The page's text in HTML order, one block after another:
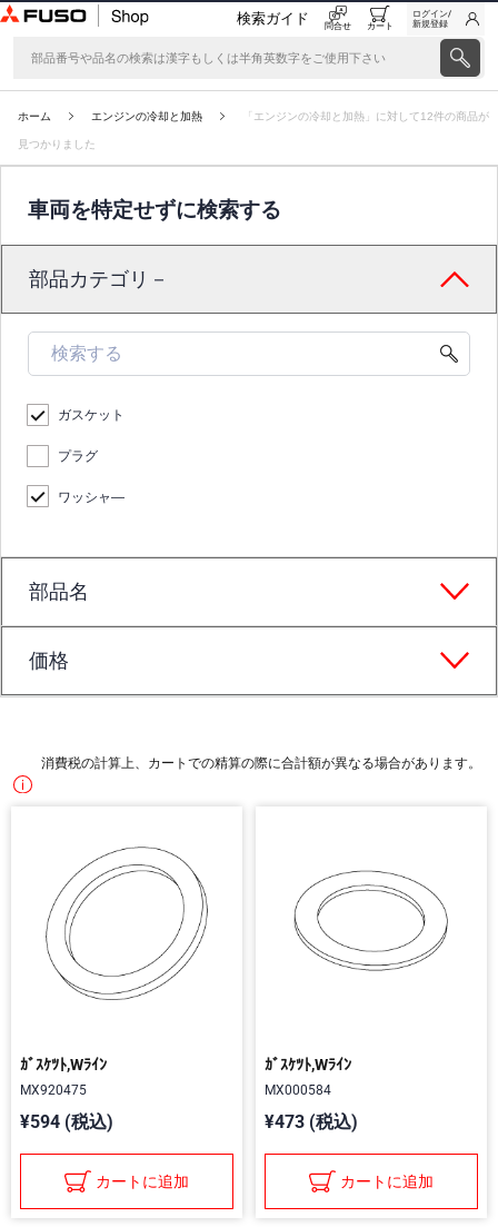
検索ガイド 問合せ カート
ログイン/
新規登録
ホーム エンジンの冷却と加熱 「エンジンの冷却と加熱」に対して12件の商品が
見つかりました
車両を特定せずに検索する
部品カテゴリ－
ガスケット
プラグ
ワッシャ―
部品名
価格
消費税の計算上、カートでの精算の際に合計額が異なる場合があります。
ｶﾞｽｹﾂﾄ,Wﾗｲﾝ
MX920475
¥594 (税込)
カートに追加
ｶﾞｽｹﾂﾄ,Wﾗｲﾝ
MX000584
¥473 (税込)
カートに追加